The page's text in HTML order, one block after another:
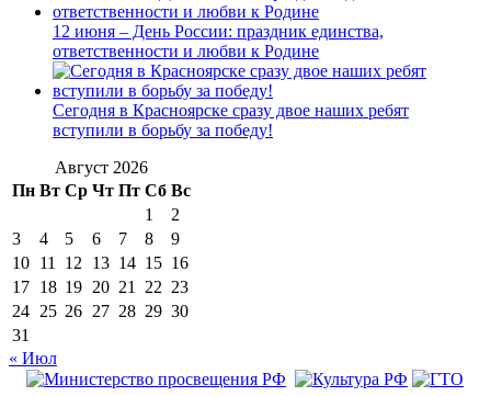
12 июня – День России: праздник единства,
ответственности и любви к Родине
Сегодня в Красноярске сразу двое наших ребят
вступили в борьбу за победу!
Август 2026
Пн Вт Ср Чт Пт Сб Вс
1
2
3
4 5 6 7 8
9
10 11 12 13 14 15 16
17 18 19 20 21 22 23
24 25 26 27 28 29 30
31
« Июл